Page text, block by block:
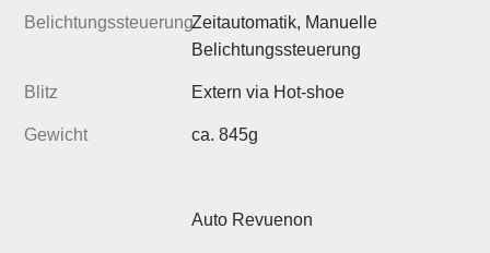
BelichtungssteuerungZeitautomatik, Manuelle
Belichtungssteuerung
Blitz Extern via Hot-shoe
Gewicht ca. 845g
Auto Revuenon